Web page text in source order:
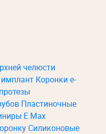
челюсти
Коронки e-
Пластиночные
E Max
Силиконовые